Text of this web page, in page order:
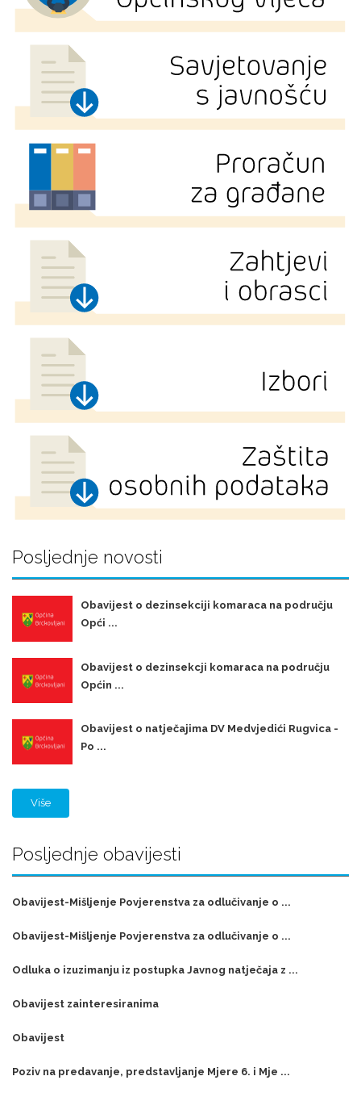
Posljednje novosti
Obavijest o dezinsekciji komaraca na području
Opći ...
Obavijest o dezinsekcji komaraca na području
Općin ...
Obavijest o natječajima DV Medvjedići Rugvica -
Po ...
Više
Posljednje obavijesti
Obavijest-Mišljenje Povjerenstva za odlučivanje o ...
Obavijest-Mišljenje Povjerenstva za odlučivanje o ...
Odluka o izuzimanju iz postupka Javnog natječaja z ...
Obavijest zainteresiranima
Obavijest
Poziv na predavanje, predstavljanje Mjere 6. i Mje ...